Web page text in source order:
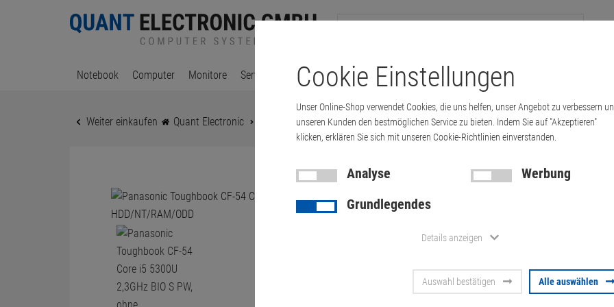
Notebook Computer Monitore Server & Workstation Drucker & Kopierer Kabel Multimedia & HDTV
Weiter einkaufen Quant Electronic Panasonic Toughbook CF-54 Core i5 5300U 2,3GHz BI…
Panasonic
Core i5
PW, ohne
Artikel-Nummer:10057196
Cookie Einstellungen
Unser Online-Shop verwendet Cookies, die uns helfen, unser Angebot zu verbessern
unseren Kunden den bestmöglichen Service zu bieten. Indem Sie auf "Akzeptieren"
klicken, erklären Sie sich mit unseren Cookie-Richtlinien einverstanden.
Analyse
Werbung
Grundlegendes
Details anzeigen
Auswahl bestätigen Alle auswählen